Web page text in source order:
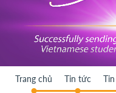
Trang chủ Tin tức